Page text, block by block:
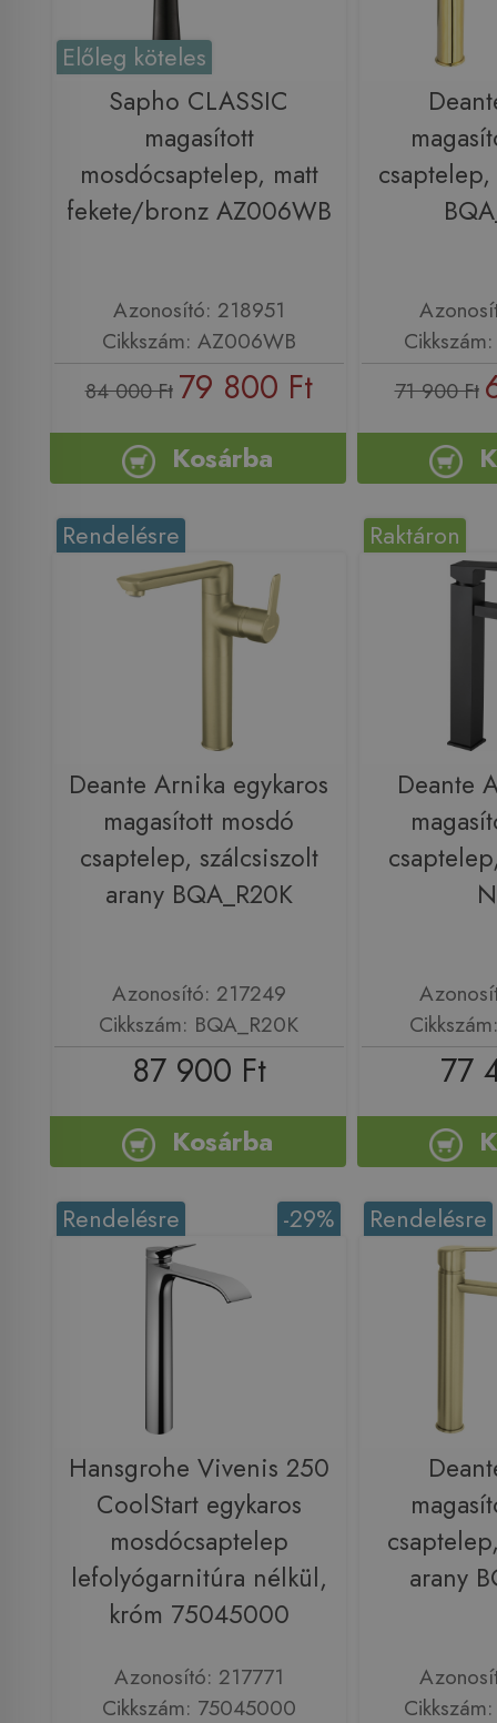
Előleg köteles
Sapho CLASSIC
magasított
mosdócsaptelep, matt
fekete/bronz AZ006WB
Azonosító: 218951
Cikkszám: AZ006WB
84 000 Ft 79 800 Ft
Kosárba
71 900 Ft
Rendelésre
Deante Arnika egykaros
magasított mosdó
csaptelep, szálcsiszolt
arany BQA_R20K
Azonosító: 217249
Cikkszám: BQA_R20K
87 900 Ft
Kosárba
Raktáron
Deante
77
-29%
Rendelésre
Hansgrohe Vivenis 250
CoolStart egykaros
mosdócsaptelep
lefolyógarnitúra nélkül,
króm 75045000
Azonosító: 217771
Cikkszám: 75045000
Rendelésre
arany